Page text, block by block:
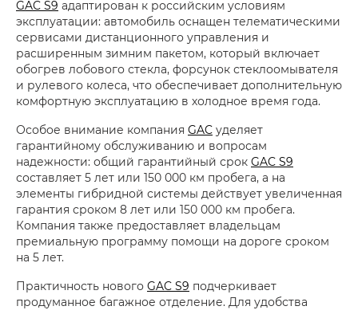
GAC S9 адаптирован к российским условиям
эксплуатации: автомобиль оснащен телематическими
сервисами дистанционного управления и
расширенным зимним пакетом, который включает
обогрев лобового стекла, форсунок стеклоомывателя
и рулевого колеса, что обеспечивает дополнительную
комфортную эксплуатацию в холодное время года.
Особое внимание компания GAC уделяет
гарантийному обслуживанию и вопросам
надежности: общий гарантийный срок GAC S9
составляет 5 лет или 150 000 км пробега, а на
элементы гибридной системы действует увеличенная
гарантия сроком 8 лет или 150 000 км пробега.
Компания также предоставляет владельцам
премиальную программу помощи на дороге сроком
на 5 лет.
Практичность нового GAC S9 подчеркивает
продуманное багажное отделение. Для удобства